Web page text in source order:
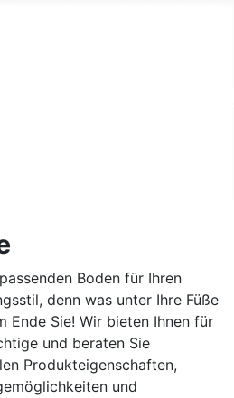
Boden für Ihren
denn was unter Ihre Füße
Ende Sie! Wir bieten Ihnen für
und beraten Sie
Produkteigenschaften,
und